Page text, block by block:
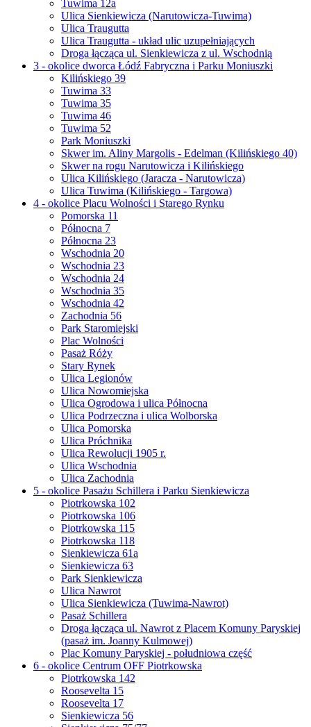
Tuwima 12a
Ulica Sienkiewicza (Narutowicza-Tuwima)
Ulica Traugutta
Ulica Traugutta - układ ulic uzupełniających
Droga łącząca ul. Sienkiewicza z ul. Wschodnią
3 - okolice dworca Łódź Fabryczna i Parku Moniuszki
Kilińskiego 39
Tuwima 33
Tuwima 35
Tuwima 46
Tuwima 52
Park Moniuszki
Skwer im. Aliny Margolis - Edelman (Kilińskiego 40)
Skwer na rogu Narutowicza i Kilińskiego
Ulica Kilińskiego (Jaracza - Narutowicza)
Ulica Tuwima (Kilińskiego - Targowa)
4 - okolice Placu Wolności i Starego Rynku
Pomorska 11
Północna 7
Północna 23
Wschodnia 20
Wschodnia 23
Wschodnia 24
Wschodnia 35
Wschodnia 42
Zachodnia 56
Park Staromiejski
Plac Wolności
Pasaż Róży
Stary Rynek
Ulica Legionów
Ulica Nowomiejska
Ulica Ogrodowa i ulica Północna
Ulica Podrzeczna i ulica Wolborska
Ulica Pomorska
Ulica Próchnika
Ulica Rewolucji 1905 r.
Ulica Wschodnia
Ulica Zachodnia
5 - okolice Pasażu Schillera i Parku Sienkiewicza
Piotrkowska 102
Piotrkowska 106
Piotrkowska 115
Piotrkowska 118
Sienkiewicza 61a
Sienkiewicza 63
Park Sienkiewicza
Ulica Nawrot
Ulica Sienkiewicza (Tuwima-Nawrot)
Pasaż Schillera
Droga łącząca ul. Nawrot z Placem Komuny Paryskiej
(pasaż im. Joanny Kulmowej)
Plac Komuny Paryskiej - południowa część
6 - okolice Centrum OFF Piotrkowska
Piotrkowska 142
Roosevelta 15
Roosevelta 17
Sienkiewicza 56